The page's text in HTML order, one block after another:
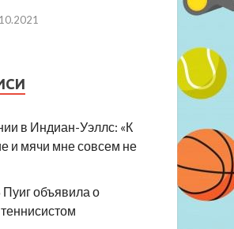
в Индиан-Уэллс: «К
и мячи мне совсем не
объявила о